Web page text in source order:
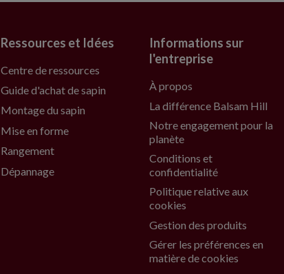
Ressources et Idées
Centre de ressources
Guide d'achat de sapin
Montage du sapin
Mise en forme
Rangement
Dépannage
Informations sur
l'entreprise
À propos
La différence Balsam Hill
Notre engagement pour la
planète
Conditions et
confidentialité
Politique relative aux
cookies
Gestion des produits
Gérer les préférences en
matière de cookies